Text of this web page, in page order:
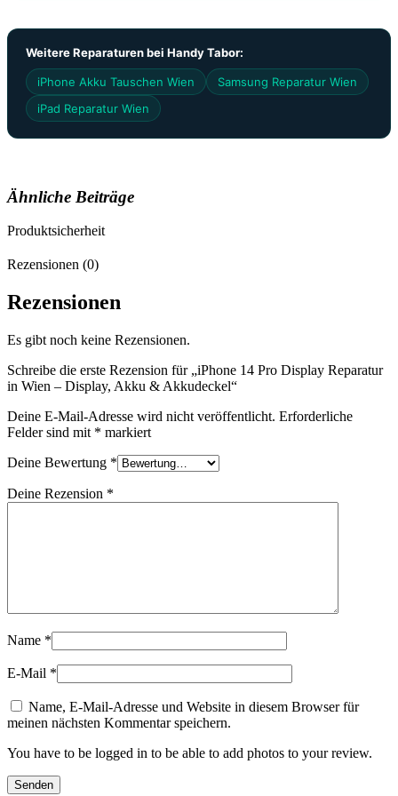
Weitere Reparaturen bei Handy Tabor:
iPhone Akku Tauschen Wien
Samsung Reparatur Wien
iPad Reparatur Wien
Ähnliche Beiträge
Produktsicherheit
Rezensionen (0)
Rezensionen
Es gibt noch keine Rezensionen.
Schreibe die erste Rezension für „iPhone 14 Pro Display Reparatur
in Wien – Display, Akku & Akkudeckel“
Deine E-Mail-Adresse wird nicht veröffentlicht. Erforderliche
Felder sind mit * markiert
Deine Bewertung *
Deine Rezension *
Name *
E-Mail *
Name, E-Mail-Adresse und Website in diesem Browser für
meinen nächsten Kommentar speichern.
You have to be logged in to be able to add photos to your review.